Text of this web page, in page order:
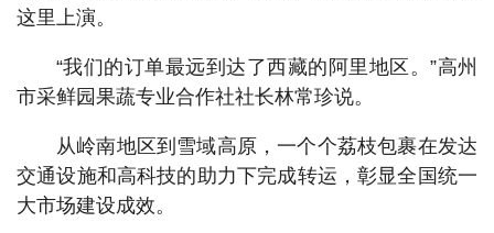
这里上演。
“我们的订单最远到达了西藏的阿里地区。”高州
市采鲜园果蔬专业合作社社长林常珍说。
从岭南地区到雪域高原，一个个荔枝包裹在发达
交通设施和高科技的助力下完成转运，彰显全国统一
大市场建设成效。